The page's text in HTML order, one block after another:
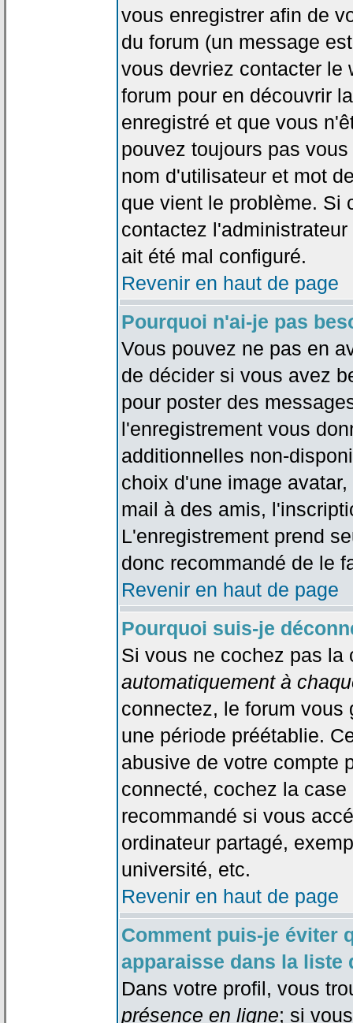
vous enregistrer afin de
du forum (un message
vous devriez contacter le
forum pour en découvrir
enregistré et que vous
pouvez toujours pas
nom d'utilisateur et mot
que vient le problème. Si
contactez
ait été mal configuré.
Revenir en haut de page
Pourquoi n'ai-je pas
Vous pouvez ne pas en
de décider si vous avez
pour poster des
l'enregistrement vous
additionnelles non-
choix d'une image
mail à des amis,
L'enregistrement prend
donc recommandé de le
Revenir en haut de page
Pourquoi suis-je
Si vous ne cochez pas
automatiquement à
connectez, le forum vous
une période préétablie.
abusive de votre compte
connecté, cochez la
recommandé si vous
ordinateur partagé,
université, etc.
Revenir en haut de page
Comment puis-je éviter
apparaisse dans la liste
Dans votre profil, vous
présence en ligne; si